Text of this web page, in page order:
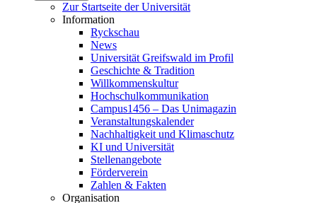
Zur Startseite der Universität
Information
Ryckschau
News
Universität Greifswald im Profil
Geschichte & Tradition
Willkommenskultur
Hochschulkommunikation
Campus1456 – Das Unimagazin
Veranstaltungskalender
Nachhaltigkeit und Klimaschutz
KI und Universität
Stellenangebote
Förderverein
Zahlen & Fakten
Organisation